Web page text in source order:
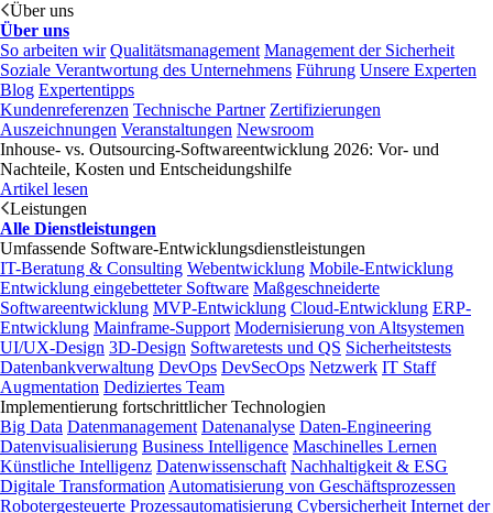
Über uns
Über uns
So arbeiten wir Qualitätsmanagement Management der Sicherheit
Soziale Verantwortung des Unternehmens Führung Unsere Experten
Blog Expertentipps
Kundenreferenzen Technische Partner Zertifizierungen
Auszeichnungen Veranstaltungen Newsroom
Inhouse- vs. Outsourcing-Softwareentwicklung 2026: Vor- und
Nachteile, Kosten und Entscheidungshilfe
Artikel lesen
Leistungen
Alle Dienstleistungen
Umfassende Software-Entwicklungsdienstleistungen
IT-Beratung & Consulting Webentwicklung Mobile-Entwicklung
Entwicklung eingebetteter Software Maßgeschneiderte
Softwareentwicklung MVP-Entwicklung Cloud-Entwicklung ERP-
Entwicklung Mainframe-Support Modernisierung von Altsystemen
UI/UX-Design 3D-Design Softwaretests und QS Sicherheitstests
Datenbankverwaltung DevOps DevSecOps Netzwerk IT Staff
Augmentation Dediziertes Team
Implementierung fortschrittlicher Technologien
Big Data Datenmanagement Datenanalyse Daten-Engineering
Datenvisualisierung Business Intelligence Maschinelles Lernen
Künstliche Intelligenz Datenwissenschaft Nachhaltigkeit & ESG
Digitale Transformation Automatisierung von Geschäftsprozessen
Robotergesteuerte Prozessautomatisierung Cybersicherheit Internet der